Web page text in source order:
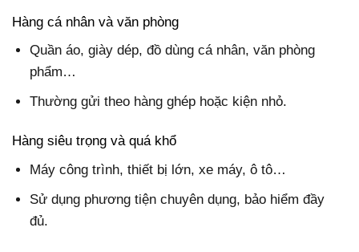
Hàng cá nhân và văn phòng
Quần áo, giày dép, đồ dùng cá nhân, văn phòng
phẩm…
Thường gửi theo hàng ghép hoặc kiện nhỏ.
Hàng siêu trọng và quá khổ
Máy công trình, thiết bị lớn, xe máy, ô tô…
Sử dụng phương tiện chuyên dụng, bảo hiểm đầy
đủ.